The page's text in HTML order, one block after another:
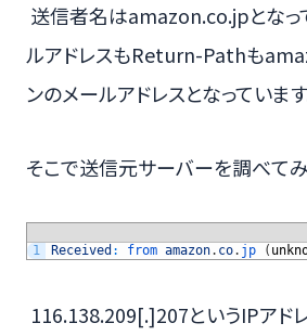
送信者名はamazon.co.jpとなっ
ルアドレスもReturn-Pathも
ンのメールアドレスとなっています
そこで送信元サーバーを調べてみ
1 Received : from amazon. co. jp (
116.138.209[.]207というIPアド